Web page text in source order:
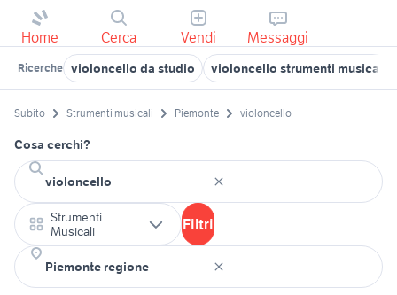
Home Cerca Vendi Messaggi
Ricerche violoncello da studio violoncello strumenti musicali
Subito Strumenti musicali Piemonte violoncello
Cosa cerchi?
Strumenti
Musicali
Filtri